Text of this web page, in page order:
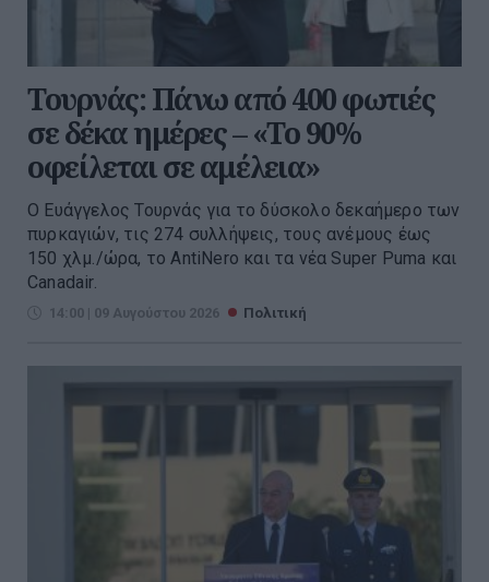
Τουρνάς: Πάνω από 400 φωτιές
σε δέκα ημέρες – «Το 90%
οφείλεται σε αμέλεια»
Ο Ευάγγελος Τουρνάς για το δύσκολο δεκαήμερο των
πυρκαγιών, τις 274 συλλήψεις, τους ανέμους έως
150 χλμ./ώρα, το AntiNero και τα νέα Super Puma και
Canadair.
14:00 | 09 Αυγούστου 2026 Πολιτική